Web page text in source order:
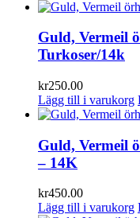
Guld, Vermeil
Turkoser/14k
kr250.00
Lägg till i varukorg
Guld, Vermeil
– 14K
kr450.00
Lägg till i varukorg